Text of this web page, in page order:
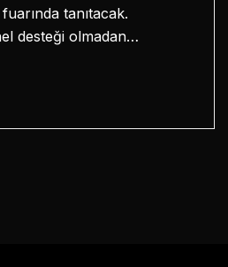
tanıtacak.
desteği olmadan…